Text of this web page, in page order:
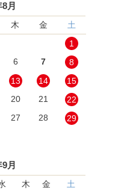
月
木 金
土
1
6 7
8
13 14
15
20 21
22
27 28
29
月
木 金 土